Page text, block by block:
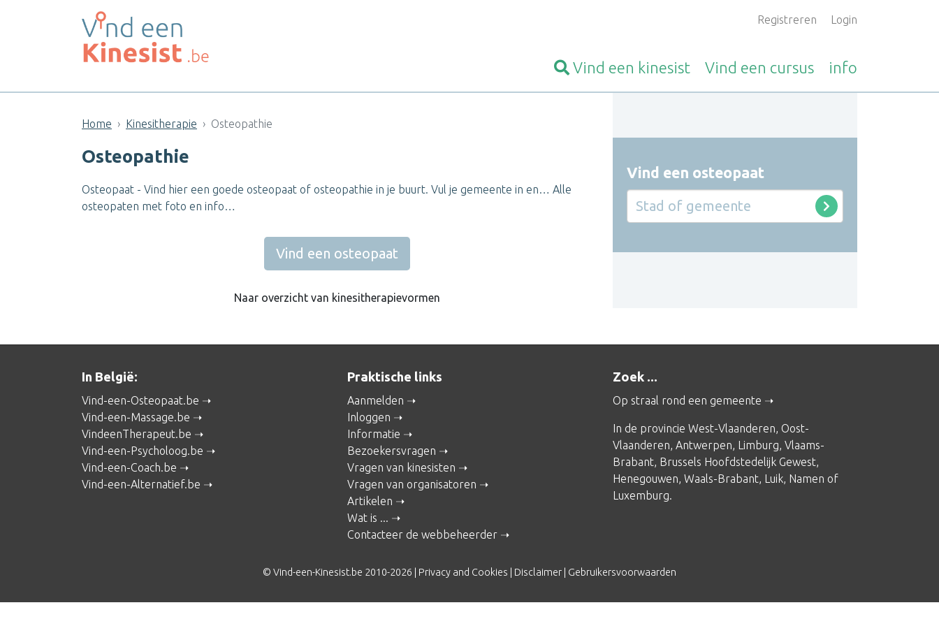
Registreren Login
Vind een kinesist Vind een cursus info
Home Kinesitherapie Osteopathie
Osteopathie
Osteopaat - Vind hier een goede osteopaat of osteopathie in je buurt. Vul je gemeente in en… Alle
osteopaten met foto en info…
Vind een osteopaat
Naar overzicht van kinesitherapievormen
Vind een osteopaat
In België:
Vind-een-Osteopaat.be
Vind-een-Massage.be
VindeenTherapeut.be
Vind-een-Psycholoog.be
Vind-een-Coach.be
Vind-een-Alternatief.be
Praktische links
Aanmelden
Inloggen
Informatie
Bezoekersvragen
Vragen van kinesisten
Vragen van organisatoren
Artikelen
Wat is ...
Contacteer de webbeheerder
Zoek ...
Op straal rond een gemeente
In de provincie West-Vlaanderen, Oost-
Vlaanderen, Antwerpen, Limburg, Vlaams-
Brabant, Brussels Hoofdstedelijk Gewest,
Henegouwen, Waals-Brabant, Luik, Namen of
Luxemburg.
© Vind-een-Kinesist.be 2010-2026 | Privacy and Cookies Disclaimer Gebruikersvoorwaarden